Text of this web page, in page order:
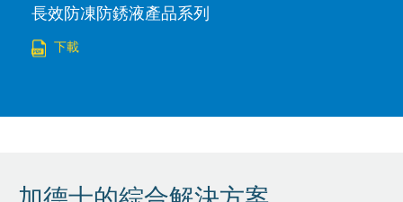
長效防凍防銹液產品系列
下載